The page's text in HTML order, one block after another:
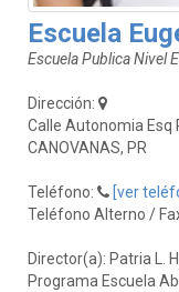
Escuela
Escuela Publica Nivel
Dirección:
Calle Autonomia Esq
CANOVANAS, PR
Teléfono:
[ver
Teléfono Alterno /
Director(a): Patria L.
Programa Escuela